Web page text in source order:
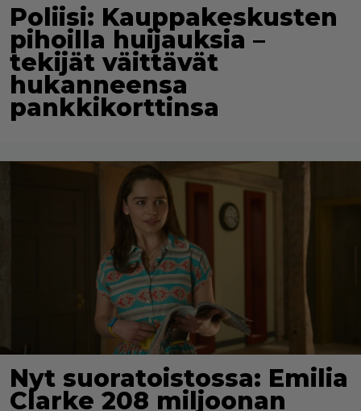
Poliisi: Kauppakeskusten
pihoilla huijauksia –
tekijät väittävät
hukanneensa
pankkikorttinsa
Nyt suoratoistossa: Emilia
Clarke 208 miljoonan